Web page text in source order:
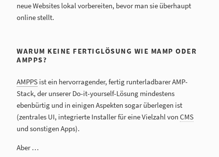
neue Websites lokal vorbereiten, bevor man sie überhaupt
online stellt.
WARUM KEINE FERTIGLÖSUNG WIE MAMP ODER
AMPPS?
AMPPS ist ein hervorragender, fertig runterladbarer AMP-
Stack, der unserer Do-it-yourself-Lösung mindestens
ebenbürtig und in einigen Aspekten sogar überlegen ist
(zentrales UI, integrierte Installer für eine Vielzahl vonCMS
und sonstigen Apps).
Aber …